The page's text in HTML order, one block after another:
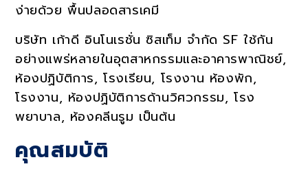
ง่ายด้วย พื้นปลอดสารเคมี
บริษัท เก้าดี อินโนเรชั่น ซิสเท็ม จำกัด SFใช้กัน
อย่างแพร่หลายในอุตสาหกรรมและอาคารพาณิชย์,
ห้องปฏิบัติการ,โรงเรียน, โรงงาน ห้องพัก,
โรงงาน, ห้องปฏิบัติการด้านวิศวกรรม,โรง
พยาบาล, ห้องคลีนรูม เป็นต้น
คุณสมบัติ